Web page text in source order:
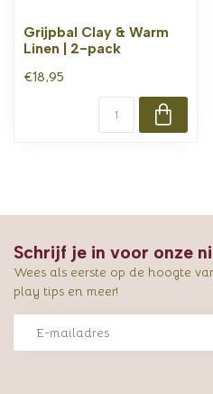
Grijpbal Clay & Warm
Linen | 2-pack
€18,95
Schrijf je in voor onze
Wees als eerste op de hoogte
play tips en meer!